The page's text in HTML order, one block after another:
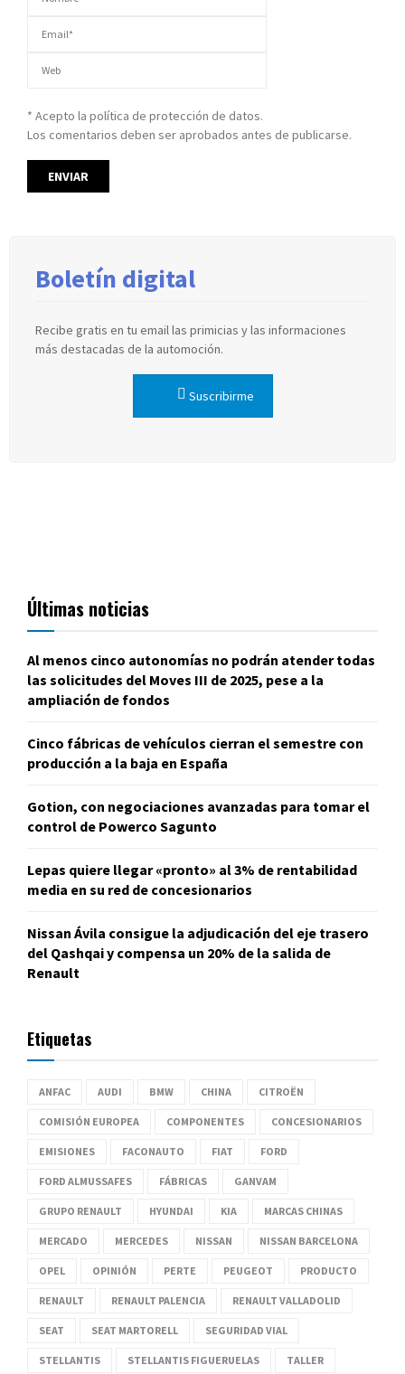
* Acepto la política de protección de datos.
Los comentarios deben ser aprobados antes de publicarse.
Boletín digital
Recibe gratis en tu email las primicias y las informaciones
más destacadas de la automoción.
Suscribirme
Últimas noticias
Al menos cinco autonomías no podrán atender todas
las solicitudes del Moves III de 2025, pese a la
ampliación de fondos
Cinco fábricas de vehículos cierran el semestre con
producción a la baja en España
Gotion, con negociaciones avanzadas para tomar el
control de Powerco Sagunto
Lepas quiere llegar «pronto» al 3% de rentabilidad
media en su red de concesionarios
Nissan Ávila consigue la adjudicación del eje trasero
del Qashqai y compensa un 20% de la salida de
Renault
Etiquetas
ANFAC AUDI BMW CHINA CITROËN
COMISIÓN EUROPEA COMPONENTES CONCESIONARIOS
EMISIONES FACONAUTO FIAT FORD
FORD ALMUSSAFES FÁBRICAS GANVAM
GRUPO RENAULT HYUNDAI KIA MARCAS CHINAS
MERCADO MERCEDES NISSAN NISSAN BARCELONA
OPEL OPINIÓN PERTE PEUGEOT PRODUCTO
RENAULT RENAULT PALENCIA RENAULT VALLADOLID
SEAT SEAT MARTORELL SEGURIDAD VIAL
STELLANTIS STELLANTIS FIGUERUELAS TALLER